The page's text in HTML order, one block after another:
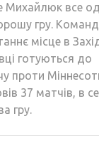
Михайлюк все
гру.
місце в
готуються до
проти
37 матчів, в
гру.